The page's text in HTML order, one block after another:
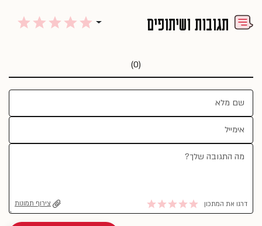
תגובות ושיתופים
(0)
דרגו את המתכון צירוף תמונות